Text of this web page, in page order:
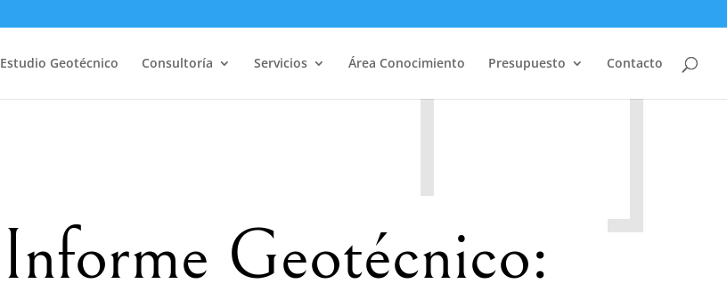
Estudio Geotécnico Consultoría Servicios Área Conocimiento Presupuesto Contacto
Informe Geotécnico: